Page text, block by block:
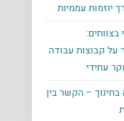
יוזמות עממיות
בצוותים:
קבוצות עבודה
עתידי
בחינוך – הקשר בין